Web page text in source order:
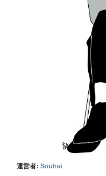
運営者: Souhei